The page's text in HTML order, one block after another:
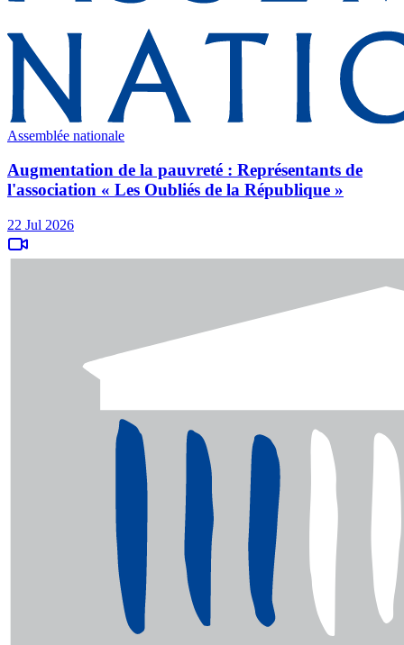
Assemblée nationale
Augmentation de la pauvreté : Représentants de
l'association « Les Oubliés de la République »
22 Jul 2026